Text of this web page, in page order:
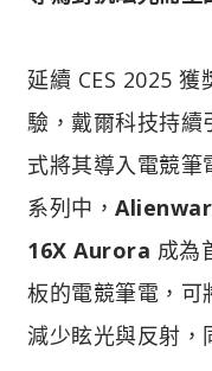
延續 CES 2025 獲
驗，戴爾科技持續
式將其導入電競筆
系列中，
16X Aurora 成為
板的電競筆電，可
減少眩光與反射，